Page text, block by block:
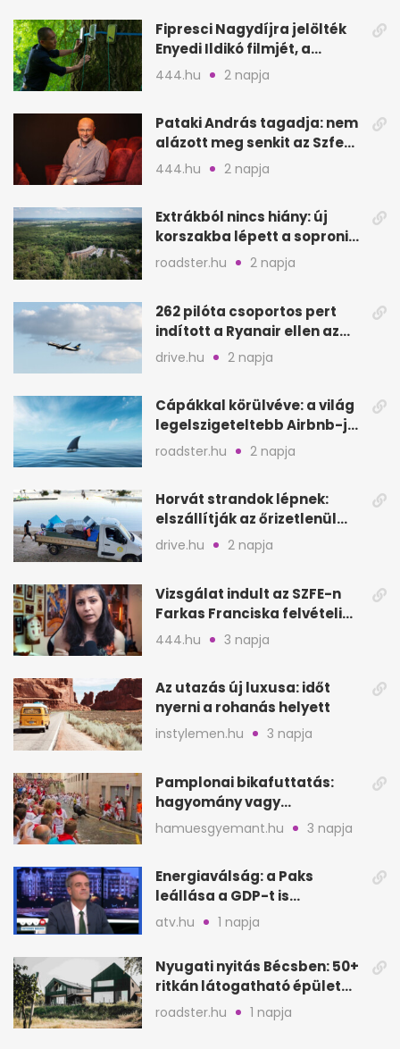
Fipresci Nagydíjra jelölték
Enyedi Ildikó filmjét, a
Csendes barátot
444.hu 2 napja
Pataki András tagadja: nem
alázott meg senkit az Szfe
felvételijén
444.hu 2 napja
Extrákból nincs hiány: új
korszakba lépett a soproni
Fagus Hotel
roadster.hu 2 napja
262 pilóta csoportos pert
indított a Ryanair ellen az
Egyesült Királyságban
drive.hu 2 napja
Cápákkal körülvéve: a világ
legelszigeteltebb Airbnb-je
a nyílt tengeren
roadster.hu 2 napja
Horvát strandok lépnek:
elszállítják az őrizetlenül
hagyott törölközőket
drive.hu 2 napja
Vizsgálat indult az SZFE-n
Farkas Franciska felvételi
videója után
444.hu 3 napja
Az utazás új luxusa: időt
nyerni a rohanás helyett
instylemen.hu 3 napja
Pamplonai bikafuttatás:
hagyomány vagy
értelmetlen vérontás?
hamuesgyemant.hu 3 napja
Energiaválság: a Paks
leállása a GDP-t is
megütheti, int az
Oeconomus
atv.hu 1 napja
Nyugati nyitás Bécsben: 50+
ritkán látogatható épület
nyílik meg
roadster.hu 1 napja